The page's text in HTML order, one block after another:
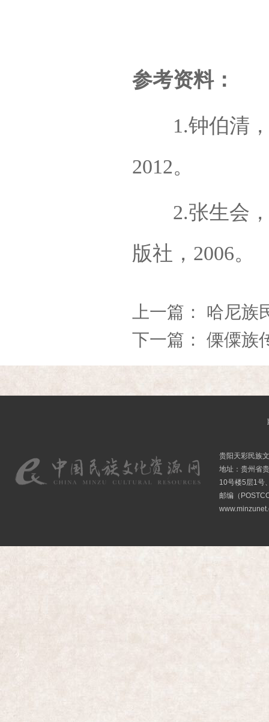
参考资料：
1.钟伯清，
2012。
2.张生会，
版社，2006。
上一篇： 哈尼族
下一篇： 傈僳族
贵阳天彩民族
地址：贵州省
10号楼5层1号
邮编（